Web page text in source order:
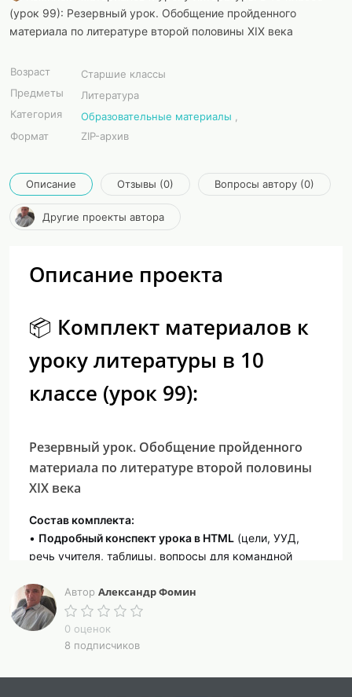
(урок 99): Резервный урок. Обобщение пройденного
материала по литературе второй половины XIX века
Возраст
Старшие классы
Предметы
Литература
Категория
Образовательные материалы
Формат
ZIP-архив
Описание Отзывы (0) Вопросы автору (0)
Другие проекты автора
Описание проекта
📦 Комплект материалов к
уроку литературы в 10
классе (урок 99):
Резервный урок. Обобщение пройденного
материала по литературе второй половины
XIX века
Состав комплекта:
• Подробный конспект урока в HTML (цели, УУД,
речь учителя, таблицы, вопросы для командной
Word).
•Презентация в HTML
стиль, портреты писателей, обобщающие таблицы,
вопросы для викторины, образцы теста).
Автор Александр Фомин
0 оценок
8 подписчиков